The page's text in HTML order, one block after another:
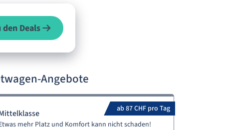
den Deals
Angebote
ab 87 CHF pro Tag
mehr Platz und Komfort kann nicht schaden!